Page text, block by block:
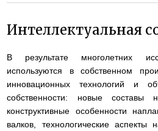
Интеллектуальная
В результате многолетних
используются в собственном
инновационных технологий и
собственности: новые составы
конструктивные особенности
валков, технологические аспекты